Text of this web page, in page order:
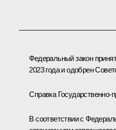
Федеральный закон
2023 года и одобрен
Справка Государственно-
В соответствии с